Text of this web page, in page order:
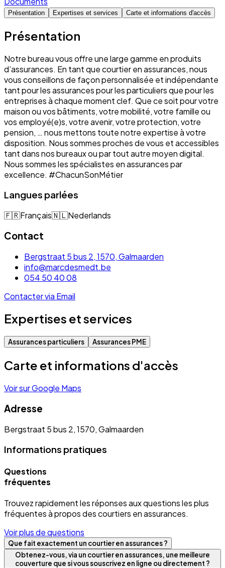
Présentation Expertises et services Carte et informations d'accès
Présentation
Notre bureau vous offre une large gamme en produits
d’assurances. En tant que courtier en assurances, nous
vous conseillons de façon personnalisée et indépendante
tant pour les assurances pour les particuliers que pour les
entreprises à chaque moment clef. Que ce soit pour votre
maison ou vos bâtiments, votre mobilité, votre famille ou
vos employé(e)s, votre avenir, votre protection, votre
pension, … nous mettons toute notre expertise à votre
disposition. Nous sommes proches de vous et accessibles
tant dans nos bureaux ou par tout autre moyen digital.
Nous sommes les spécialistes en assurances par
excellence. #ChacunSonMétier
Langues parlées
🇫🇷Français🇳🇱Nederlands
Contact
Bergstraat 5 bus 2, 1570, Galmaarden
info@marcdesmedt.be
054 50 40 08
Contacter via Email
Expertises et services
Assurances particuliers Assurances PME
Carte et informations d'accès
Voir sur Google Maps
Adresse
Bergstraat 5 bus 2, 1570, Galmaarden
Informations pratiques
Questions
fréquentes
Trouvez rapidement les réponses aux questions les plus
fréquentes à propos des courtiers en assurances.
Voir plus de questions
Que fait exactement un courtier en assurances ?
Obtenez-vous, via un courtier en assurances, une meilleure
couverture que si vous souscrivez en ligne ou directement ?